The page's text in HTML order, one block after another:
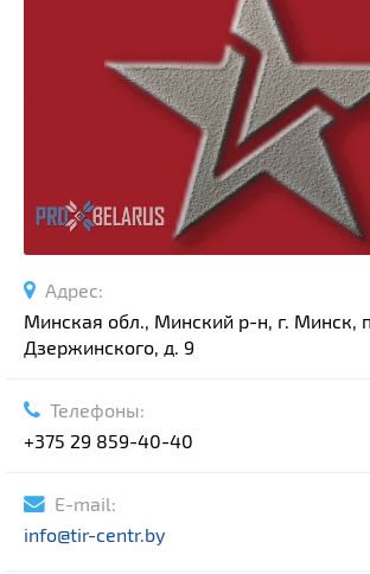
Адрес:
Минская обл., Минский р-н, г. Минск,
Дзержинского, д. 9
Телефоны:
+375 29 859-40-40
E-mail:
info@tir-centr.by